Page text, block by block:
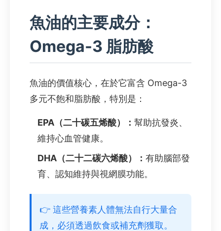
魚油的主要成分：
Omega-3 脂肪酸
魚油的價值核心，在於它富含 Omega-3
多元不飽和脂肪酸，特別是：
EPA（二十碳五烯酸）： 幫助抗發炎、
維持心血管健康。
DHA（二十二碳六烯酸）： 有助腦部發
育、認知維持與視網膜功能。
👉 這些營養素人體無法自行大量合
成，必須透過飲食或補充劑獲取。